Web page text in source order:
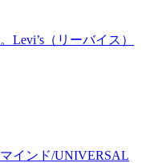
Levi’s（リーバイス）
インド/UNIVERSAL